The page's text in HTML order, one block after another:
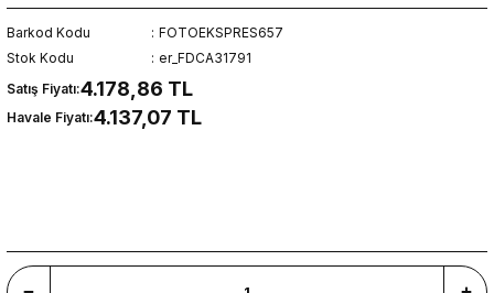
Barkod Kodu
FOTOEKSPRES657
Stok Kodu
er_FDCA31791
Satış Fiyatı:4.178,86 TL
Havale Fiyatı:4.137,07 TL